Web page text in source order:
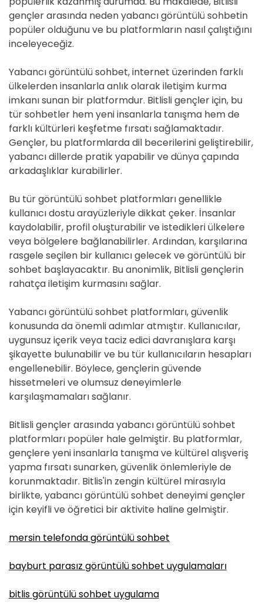
gençler arasında neden yabancı görüntülü sohbetin
popüler olduğunu ve bu platformların nasıl çalıştığını
inceleyeceğiz.
Yabancı görüntülü sohbet, internet üzerinden farklı
ülkelerden insanlarla anlık olarak iletişim kurma
imkanı sunan bir platformdur. Bitlisli gençler için, bu
tür sohbetler hem yeni insanlarla tanışma hem de
farklı kültürleri keşfetme fırsatı sağlamaktadır.
Gençler, bu platformlarda dil becerilerini geliştirebilir,
yabancı dillerde pratik yapabilir ve dünya çapında
arkadaşlıklar kurabilirler.
Bu tür görüntülü sohbet platformları genellikle
kullanıcı dostu arayüzleriyle dikkat çeker. İnsanlar
kaydolabilir, profil oluşturabilir ve istedikleri ülkelere
veya bölgelere bağlanabilirler. Ardından, karşılarına
rasgele seçilen bir kullanıcı gelecek ve görüntülü bir
sohbet başlayacaktır. Bu anonimlik, Bitlisli gençlerin
rahatça iletişim kurmasını sağlar.
Yabancı görüntülü sohbet platformları, güvenlik
konusunda da önemli adımlar atmıştır. Kullanıcılar,
uygunsuz içerik veya taciz edici davranışlara karşı
şikayette bulunabilir ve bu tür kullanıcıların hesapları
engellenebilir. Böylece, gençlerin güvende
hissetmeleri ve olumsuz deneyimlerle
karşılaşmamaları sağlanır.
Bitlisli gençler arasında yabancı görüntülü sohbet
platformları popüler hale gelmiştir. Bu platformlar,
gençlere yeni insanlarla tanışma ve kültürel alışveriş
yapma fırsatı sunarken, güvenlik önlemleriyle de
korunmaktadır. Bitlis'in zengin kültürel mirasıyla
birlikte, yabancı görüntülü sohbet deneyimi gençler
için keyifli ve öğretici bir aktivite haline gelmiştir.
mersin telefonda görüntülü sohbet
bayburt parasız görüntülü sohbet uygulamaları
bitlis görüntülü sohbet uygulama